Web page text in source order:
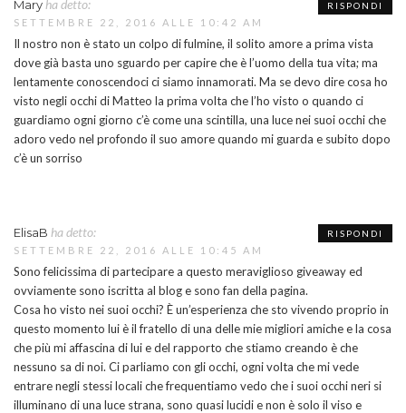
Mary ha detto:
SETTEMBRE 22, 2016 ALLE 10:42 AM
Il nostro non è stato un colpo di fulmine, il solito amore a prima vista
dove già basta uno sguardo per capire che è l’uomo della tua vita; ma
lentamente conoscendoci ci siamo innamorati. Ma se devo dire cosa ho
visto negli occhi di Matteo la prima volta che l’ho visto o quando ci
guardiamo ogni giorno c’è come una scintilla, una luce nei suoi occhi che
adoro vedo nel profondo il suo amore quando mi guarda e subito dopo
c’è un sorriso
RISPONDI
ElisaB ha detto:
SETTEMBRE 22, 2016 ALLE 10:45 AM
Sono felicissima di partecipare a questo meraviglioso giveaway ed
ovviamente sono iscritta al blog e sono fan della pagina.
Cosa ho visto nei suoi occhi? È un’esperienza che sto vivendo proprio in
questo momento lui è il fratello di una delle mie migliori amiche e la cosa
che più mi affascina di lui e del rapporto che stiamo creando è che
nessuno sa di noi. Ci parliamo con gli occhi, ogni volta che mi vede
entrare negli stessi locali che frequentiamo vedo che i suoi occhi neri si
illuminano di una luce strana, sono quasi lucidi e non è solo il viso e
RISPONDI